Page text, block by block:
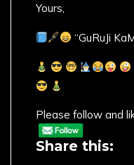
Yours,
“GuRuJi
Please follow and
Share this: